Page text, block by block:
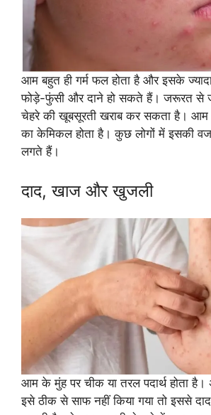
आम बहुत ही गर्म फल होता है और इसके
फोड़े-फुंसी और दाने हो सकते हैं। जरूरत से
चेहरे की खूबसूरती खराब कर सकता है।
का केमिकल होता है। कुछ लोगों में इसकी
लगते हैं।
दाद, खाज और खुजली
आम के मुंह पर चीक या तरल पदार्थ होता
इसे ठीक से साफ नहीं किया गया तो इससे